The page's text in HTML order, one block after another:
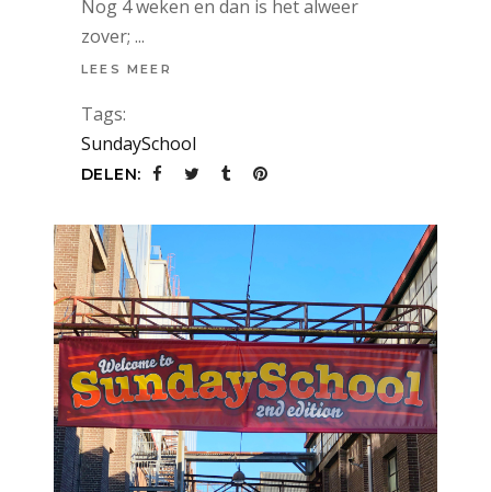
Nog 4 weken en dan is het alweer
zover;
LEES MEER
Tags:
SundaySchool
DELEN: